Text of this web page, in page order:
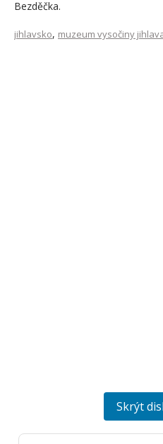
Bezděčka.
jihlavsko, muzeum vysočiny
Skrýt